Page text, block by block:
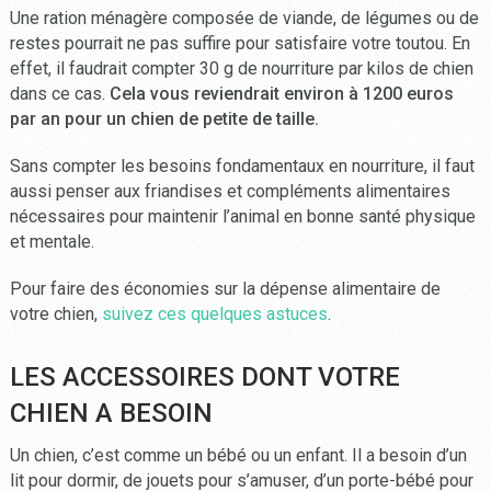
Une ration ménagère composée de viande, de légumes ou de
restes pourrait ne pas suffire pour satisfaire votre toutou. En
effet, il faudrait compter 30 g de nourriture par kilos de chien
dans ce cas. Cela vous reviendrait environ à 1200 euros
par an pour un chien de petite de taille.
Sans compter les besoins fondamentaux en nourriture, il faut
aussi penser aux friandises et compléments alimentaires
nécessaires pour maintenir l’animal en bonne santé physique
et mentale.
Pour faire des économies sur la dépense alimentaire de
votre chien, suivez ces quelques astuces.
LES ACCESSOIRES DONT VOTRE
CHIEN A BESOIN
Un chien, c’est comme un bébé ou un enfant. Il a besoin d’un
lit pour dormir, de jouets pour s’amuser, d’un porte-bébé pour